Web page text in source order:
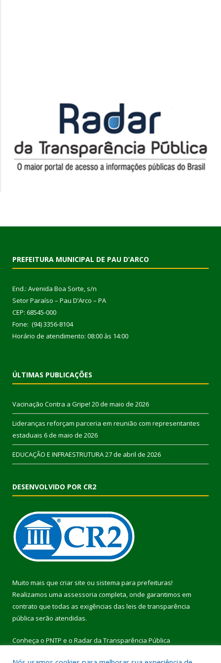
PREFEITURA MUNICIPAL DE PAU D’ARCO
End.: Avenida Boa Sorte, s/n
Setor Paraíso – Pau D’Arco – PA
CEP: 68545-000
Fone: (94) 3356-8104
Horário de atendimento: 08:00 às 14:00
ÚLTIMAS PUBLICAÇÕES
Vacinação Contra a Gripe! 20 de maio de 2026
Lideranças reforçam parceria em reunião com representantes
estaduais 6 de maio de 2026
EDUCAÇÃO E INFRAESTRUTURA27 de abril de 2026
DESENVOLVIDO POR CR2
Muito mais que criar site ou sistema para prefeituras!
Realizamos uma assessoria completa, onde garantimos em
contrato que todas as exigências das leis de transparência
pública serão atendidas.
Conheça o PNTP e o Radar da Transparência Pública